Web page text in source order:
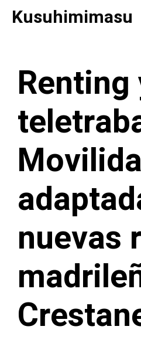
SaltarKusuhimimasu
Renting
nuevas